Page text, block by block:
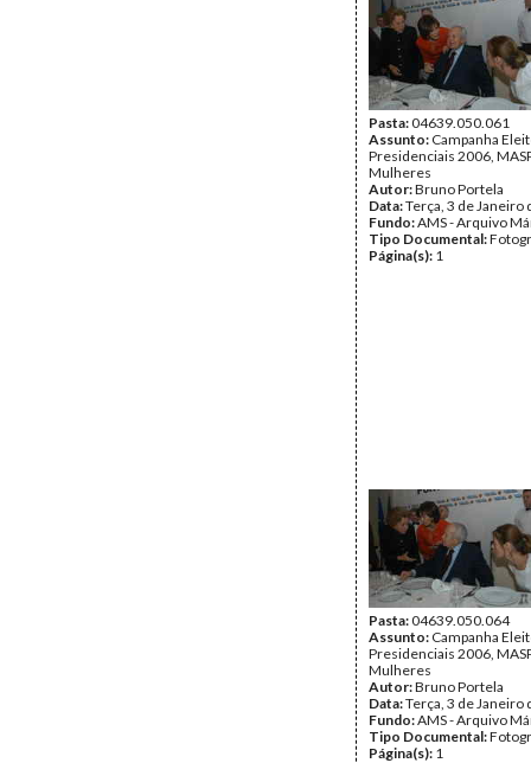
Pasta:04639.050.061
Assunto: Campanha
Presidenciais 2006,
Mulheres
Autor:Bruno Portela
Data:Terça, 3 de Janeiro
Fundo:AMS - Arquivo
Tipo Documental:
Página(s): 1
Pasta:04639.050.064
Assunto: Campanha
Presidenciais 2006,
Mulheres
Autor:Bruno Portela
Data:Terça, 3 de Janeiro
Fundo:AMS - Arquivo
Tipo Documental:
Página(s): 1